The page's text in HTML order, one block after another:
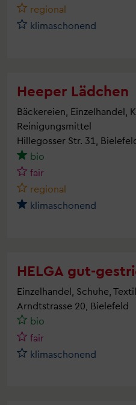
regional
klimaschonend
Heeper Lädchen
Bäckereien, Einzelhandel,
Reinigungsmittel
Hillegosser Str. 31,
bio
fair
regional
klimaschonend
HELGA gut-
Einzelhandel, Schuhe,
Arndtstrasse 20, Bielefeld
bio
fair
klimaschonend